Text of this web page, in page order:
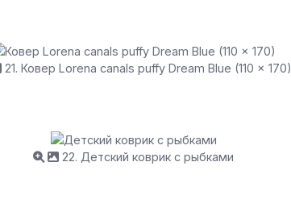
21. Ковер Lorena canals puffy Dream Blue (110 x 170)
22. Детский коврик с рыбками